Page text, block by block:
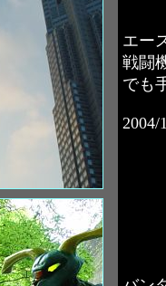
エー
戦闘
でも
2004/